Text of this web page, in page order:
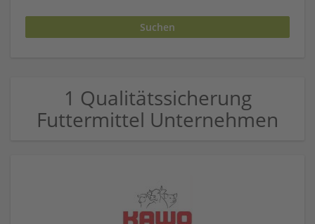
1 Qualitätssicherung
Futtermittel Unternehmen